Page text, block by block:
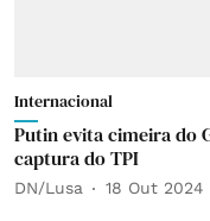
Internacional
Putin evita cimeira do
captura do TPI
DN/Lusa 18 Out 2024